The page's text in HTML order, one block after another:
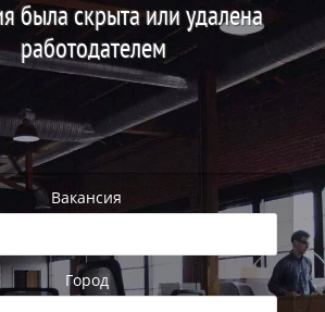
была скрыта или удалена
работодателем
Вакансия
Город